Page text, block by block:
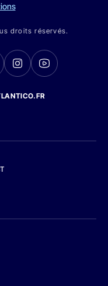
droits réservés.